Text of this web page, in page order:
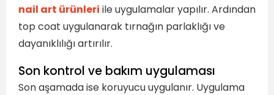
nail art ürünleri ile uygulamalar yapılır. Ardından
top coat uygulanarak tırnağın parlaklığı ve
dayanıklılığı artırılır.
Son kontrol ve bakım uygulaması
Son aşamada ise koruyucu uygulanır. Uygulama